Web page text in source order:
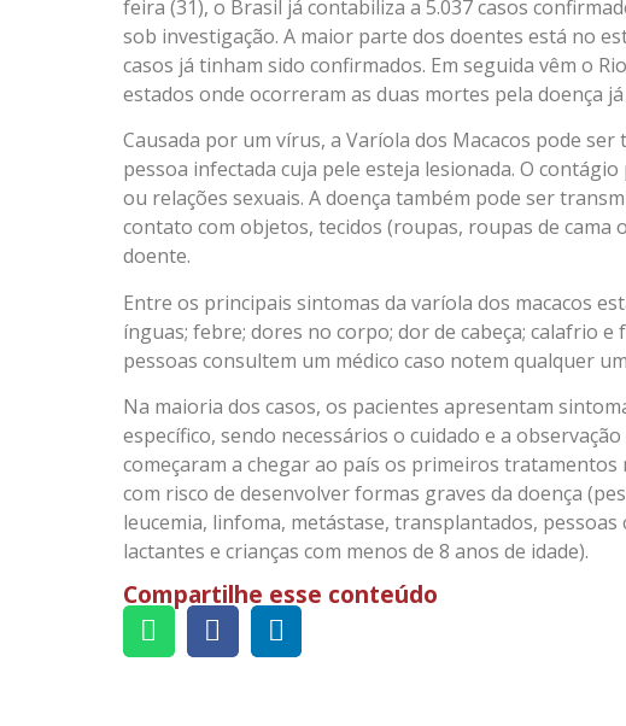
feira (31), o Brasil já contabiliza a 5.037 casos
sob investigação. A maior parte dos doentes está no
casos já tinham sido confirmados. Em seguida vêm o
estados onde ocorreram as duas mortes pela doença
Causada por um vírus, a Varíola dos Macacos pode
pessoa infectada cuja pele esteja lesionada. O
ou relações sexuais. A doença também pode ser
contato com objetos, tecidos (roupas, roupas de cama
doente.
Entre os principais sintomas da varíola dos macacos
ínguas; febre; dores no corpo; dor de cabeça; calafrio
pessoas consultem um médico caso notem qualquer
Na maioria dos casos, os pacientes apresentam
específico, sendo necessários o cuidado e a
começaram a chegar ao país os primeiros
com risco de desenvolver formas graves da doença
leucemia, linfoma, metástase, transplantados,
lactantes e crianças com menos de 8 anos de idade).
Compartilhe esse conteúdo